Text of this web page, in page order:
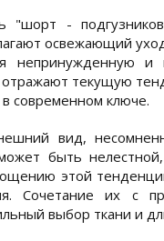
"шорт -
освежающий
непринужденную и
текущую
современном ключе.
вид,
быть
этой
Сочетание их с
выбор ткани и